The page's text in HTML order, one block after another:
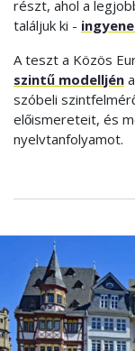
részt, ahol a
találjuk ki -
A teszt a Közös
szintű modelljén
szóbeli
előismereteit, és
nyelvtanfolyamot.